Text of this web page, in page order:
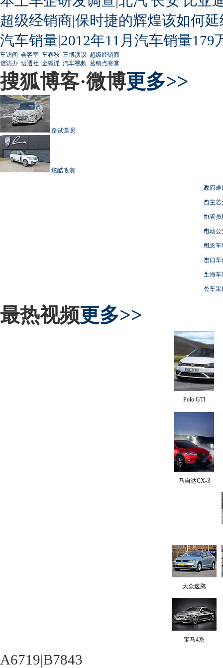
超级经销商|保时捷的辉煌该如何延
汽车销量|2012年11月汽车销量179
车访间 会客室 车春秋 三博演议 超级经销商
信访办 悟透社 金狐谍 汽车视频 营销点将堂
搜狐博客·微博更多>>
路试谍照
炫酷改装
政府难
自主
协管员
电动
概念车
进口车
上海
公车采
最热视频更多>>
Polo GTI
马自达CX-3
大众速腾
宝马4系
A6719|B7843